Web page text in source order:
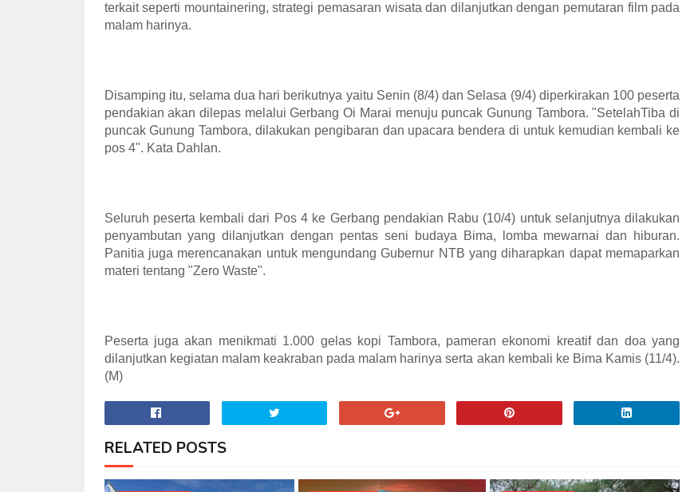
terkait seperti mountainering, strategi pemasaran wisata dan dilanjutkan dengan pemutaran film pada
malam harinya.
Disamping itu, selama dua hari berikutnya yaitu Senin (8/4) dan Selasa (9/4) diperkirakan 100 peserta
pendakian akan dilepas melalui Gerbang Oi Marai menuju puncak Gunung Tambora. "SetelahTiba di
puncak Gunung Tambora, dilakukan pengibaran dan upacara bendera di untuk kemudian kembali ke
pos 4". Kata Dahlan.
Seluruh peserta kembali dari Pos 4 ke Gerbang pendakian Rabu (10/4) untuk selanjutnya dilakukan
penyambutan yang dilanjutkan dengan pentas seni budaya Bima, lomba mewarnai dan hiburan.
Panitia juga merencanakan untuk mengundang Gubernur NTB yang diharapkan dapat memaparkan
materi tentang "Zero Waste".
Peserta juga akan menikmati 1.000 gelas kopi Tambora, pameran ekonomi kreatif dan doa yang
dilanjutkan kegiatan malam keakraban pada malam harinya serta akan kembali ke Bima Kamis (11/4).
(M)
RELATED POSTS